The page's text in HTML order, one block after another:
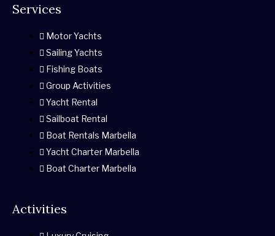
a
t
s
a
p
p
c
e
b
o
o
k
-
s
t
a
g
r
a
r
Services
Motor Yachts
Sailing Yachts
Fishing Boats
Group Activities
Yacht Rental
Sailboat Rental
Boat Rentals Marbella
Yacht Charter Marbella
Boat Charter Marbella
Activities